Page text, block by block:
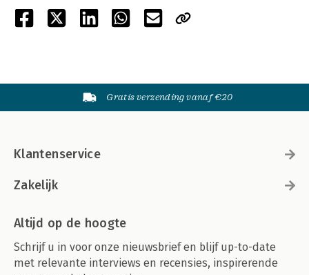
Gratis verzending vanaf €20
Klantenservice
Zakelijk
Altijd op de hoogte
Schrijf u in voor onze nieuwsbrief en blijf up-to-date
met relevante interviews en recensies, inspirerende